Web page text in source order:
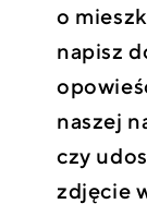
o
napisz
naszej
czy
zdjęcie